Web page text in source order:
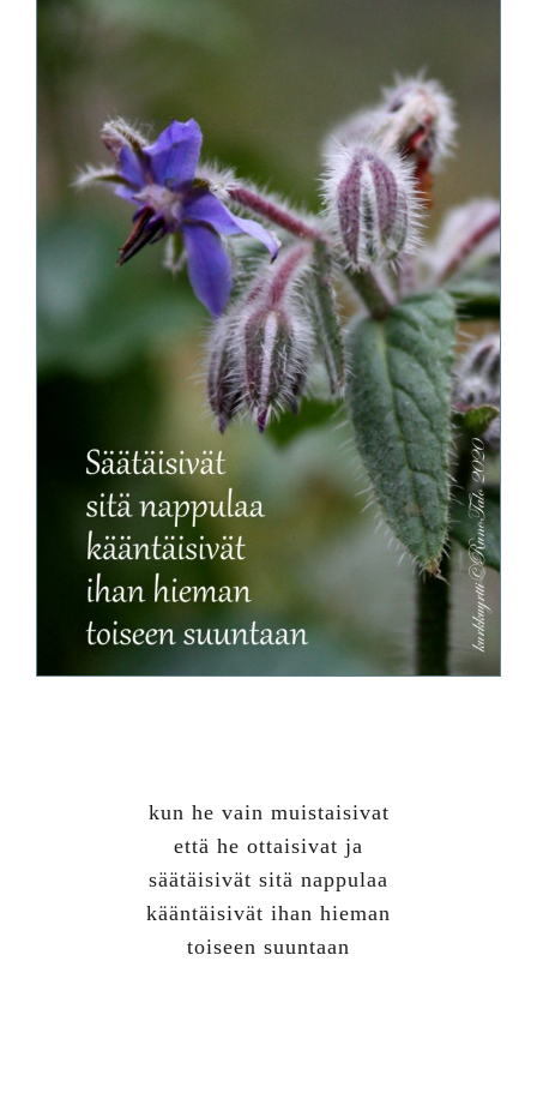
kun he vain muistaisivat
että he ottaisivat ja
säätäisivät sitä nappulaa
kääntäisivät ihan hieman
toiseen suuntaan